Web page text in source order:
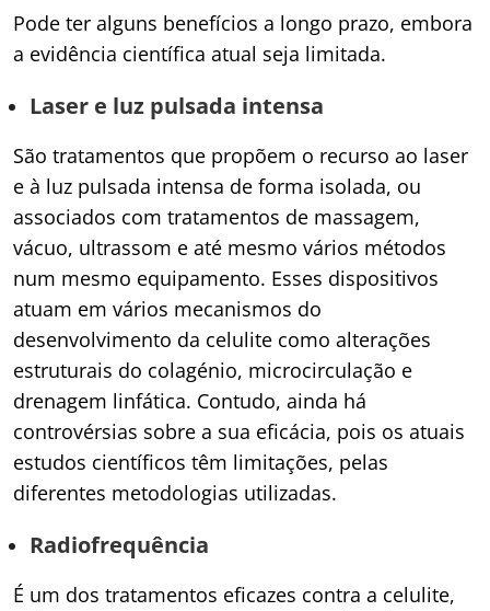
Pode ter alguns benefícios a longo prazo, embora
a evidência científica atual seja limitada.
Laser e luz pulsada intensa
São tratamentos que propõem o recurso ao laser
e à luz pulsada intensa de forma isolada, ou
associados com tratamentos de massagem,
vácuo, ultrassom e até mesmo vários métodos
num mesmo equipamento. Esses dispositivos
atuam em vários mecanismos do
desenvolvimento da celulite como alterações
estruturais do colagénio, microcirculação e
drenagem linfática. Contudo, ainda há
controvérsias sobre a sua eficácia, pois os atuais
estudos científicos têm limitações, pelas
diferentes metodologias utilizadas.
Radiofrequência
É um dos tratamentos eficazes contra a celulite,